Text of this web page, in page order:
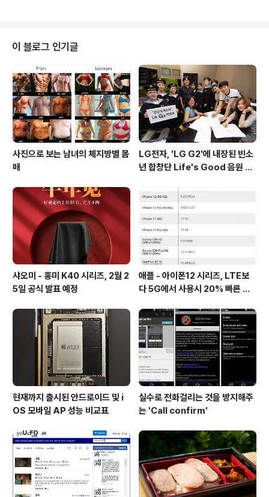
9.0 파이로 변경된 것이 특징이며, 이전 모델에 비해 나아
진 성능 및 전력 효율이 개선되었을 것으로 추정되고 있습
니다. 출처 : XDA Developers
이 블로그 인기글
사진으로 보는 남녀의 체지방별 몸
매
LG전자, 'LG G2'에 내장된 빈소
년 합창단 Life's Good 음원 공
샤오미 - 홍미 K40 시리즈, 2월 2
5일 공식 발표 예정
애플 - 아이폰12 시리즈, LTE보
다 5G에서 사용시 20% 빠른 배
현재까지 출시된 안드로이드 및 i
OS 모바일 AP 성능 비교표
실수로 전화걸리는 것을 방지해주
는 'Call confirm'